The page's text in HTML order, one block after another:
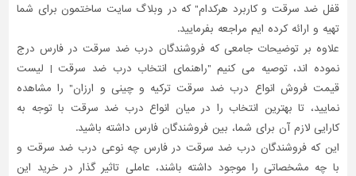
قفل ضد سرقت و کاربرد هرکدام" که در وبلاگ سایت ساختمون برای شما
تهیه و ارائه کرده ایم مراجعه بفرمایید.
علاوه بر توضیحات جامعی که فروشندگان درب ضد سرقت در فارس درج
نموده اند، توصیه می کنیم "راهنمای انتخاب درب ضد سرقت | لیست
قیمت فروش انواع درب ضد سرقت ترکیه و چینی و ارزان" را مشاهده
نمایید، تا بهترین انتخاب را در میان انواع درب ضد سرقت با توجه به
کارایی لازم آن برای شما، بین فروشندگان فارس داشته باشید.
این که فروشندگان درب ضد سرقت در فارس چه نوعی درب ضد سرقت و
با چه مشخصاتی را موجود داشته باشند، عاملی تاثیر گذار در خرید این